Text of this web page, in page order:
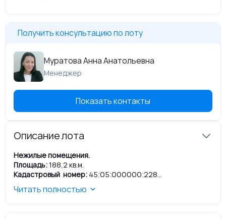
Получить консультацию по лоту
Муратова Анна Анатольевна
Менеджер
Показать контакты
Описание лота
Нежилые помещения.
Площадь:188,2 кв.м.
Кадастровый номер: 45:05:000000:228
Адрес:Курганская область, с. Звериноголовское, ул.
Читать полностью